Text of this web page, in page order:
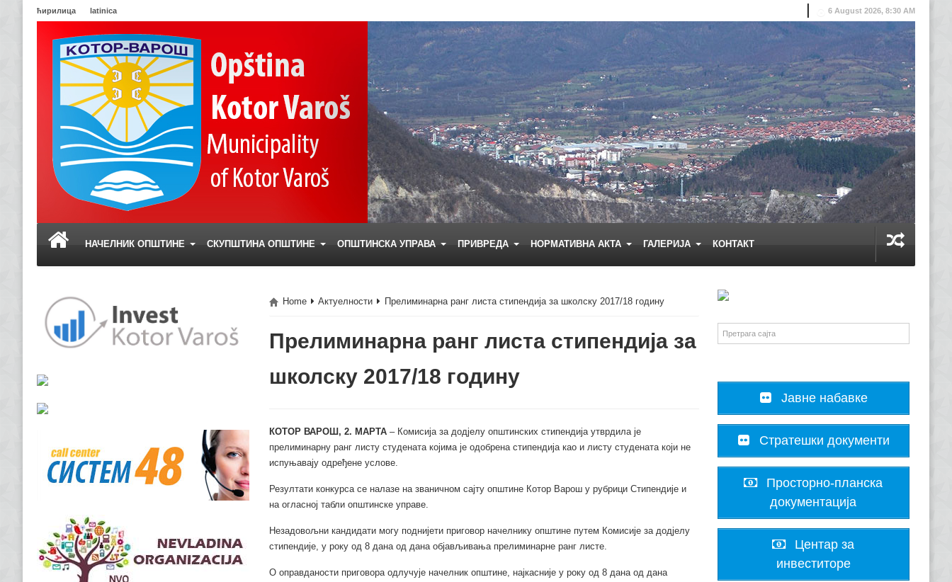
ћирилица latinica 6 August 2026, 8:30 AM
НАЧЕЛНИК ОПШТИНЕ СКУПШТИНА ОПШТИНЕ ОПШТИНСКА УПРАВА ПРИВРЕДА НОРМАТИВНА АКТА ГАЛЕРИЈА КОНТАКТ
Home Актуелности Прелиминарна ранг листа стипендија за школску 2017/18 годину
Прелиминарна ранг листа стипендија за
школску 2017/18 годину
КОТОР ВАРОШ, 2. МАРТА– Комисија за додјелу општинских стипендија утврдила је
прелиминарну ранг листу студената којима је одобрена стипендија као и листу студената који не
испуњавају одређене услове.
Резултати конкурса се налазе на званичном сајту општине Котор Варош у рубрици Стипендије и
на огласној табли општинске управе.
Незадовољни кандидати могу поднијети приговор начелнику општине путем Комисије за додјелу
стипендије, у року од 8 дана од дана објављивања прелиминарне ранг листе.
О оправданости приговора одлучује начелник општине, најкасније у року од 8 дана од дана
Јавне набавке
Стратешки документи
Просторно-планска
документација
Центар за
инвеститоре